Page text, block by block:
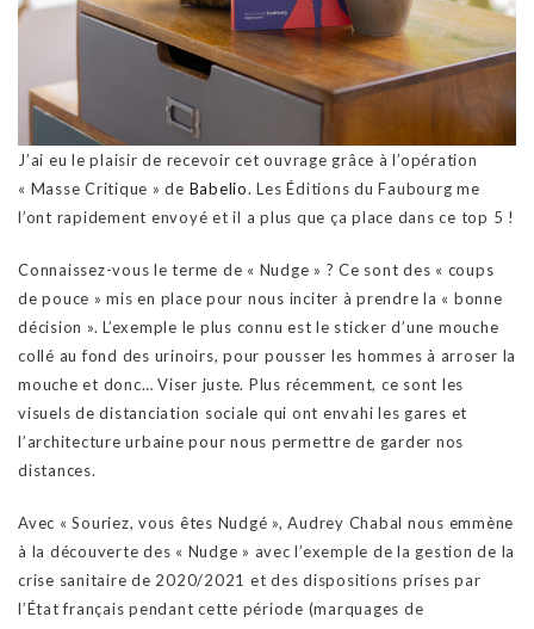
J’ai eu le plaisir de recevoir cet ouvrage grâce à l’opération
« Masse Critique » de Babelio. Les Éditions du Faubourg me
l’ont rapidement envoyé et il a plus que ça place dans ce top 5 !
Connaissez-vous le terme de « Nudge » ? Ce sont des « coups
de pouce » mis en place pour nous inciter à prendre la « bonne
décision ». L’exemple le plus connu est le sticker d’une mouche
collé au fond des urinoirs, pour pousser les hommes à arroser la
mouche et donc… Viser juste. Plus récemment, ce sont les
visuels de distanciation sociale qui ont envahi les gares et
l’architecture urbaine pour nous permettre de garder nos
distances.
Avec « Souriez, vous êtes Nudgé », Audrey Chabal nous emmène
à la découverte des « Nudge » avec l’exemple de la gestion de la
crise sanitaire de 2020/2021 et des dispositions prises par
l’État français pendant cette période (marquages de